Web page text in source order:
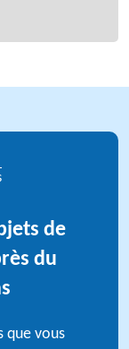
de
du
que vous